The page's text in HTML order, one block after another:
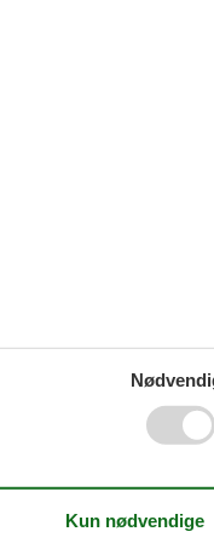
I den
her er